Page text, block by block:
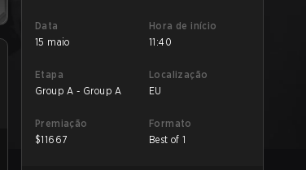
Data
15 maio
Hora de início
11:40
Etapa
Group A - Group A
Localização
EU
Premiação
$11667
Formato
Best of 1